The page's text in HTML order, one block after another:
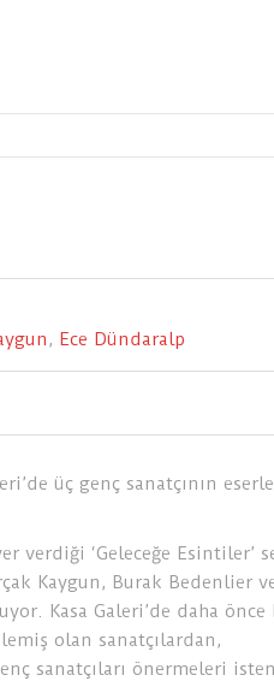
, Ece Dündaralp
üç genç sanatçının
verdiği ‘Geleceğe Esintiler’
Kaygun, Burak Bedenlier
Kasa Galeri’de daha önce
olan sanatçılardan,
sanatçıları önermeleri